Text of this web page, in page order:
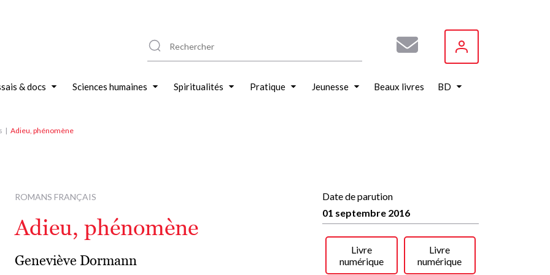
& docs Sciences humaines Spiritualités Pratique Jeunesse Beaux livres BD
Adieu, phénomène
ROMANS FRANÇAIS
Adieu, phénomène
Geneviève Dormann
Date de parution
01 septembre 2016
Livre
numérique
Livre
numérique